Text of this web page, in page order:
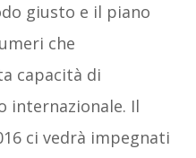
giusto e il piano
che
capacità di
internazionale. Il
ci vedrà impegnati